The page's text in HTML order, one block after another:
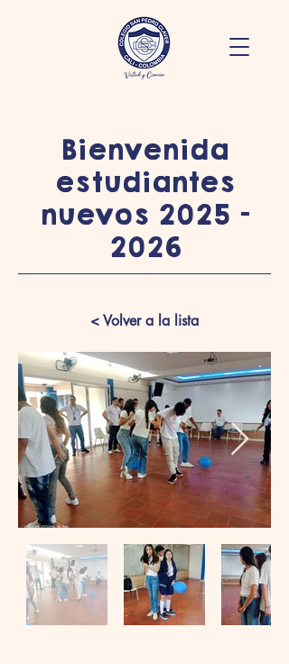
Bienvenida
estudiantes
nuevos 2025 -
2026
< Volver a la lista